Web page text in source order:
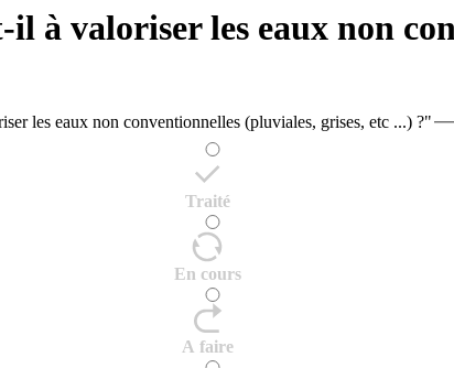
à valoriser les eaux non
les eaux non conventionnelles (pluviales, grises, etc ...) ?"
Traité
En cours
A faire